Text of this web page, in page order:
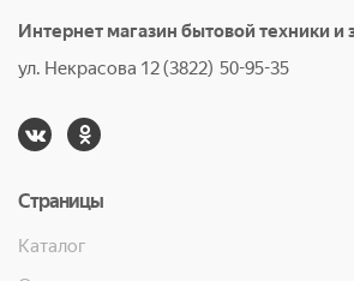
Интернет магазин бытовой техники и
ул. Некрасова 12 (3822) 50-95-35
Страницы
Каталог